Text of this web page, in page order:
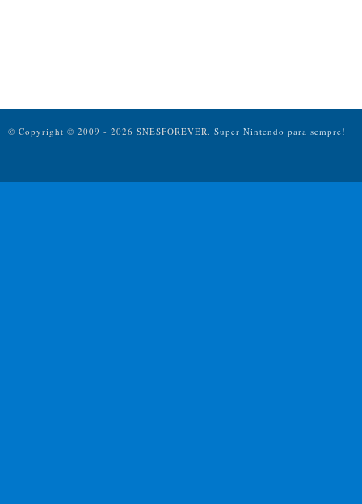
© Copyright © 2009 - 2026 SNESFOREVER. Super Nintendo para sempre!